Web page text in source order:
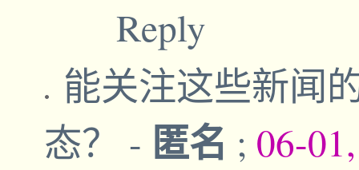
Reply
能关注这些新闻
态？ - 匿名 ; 06-